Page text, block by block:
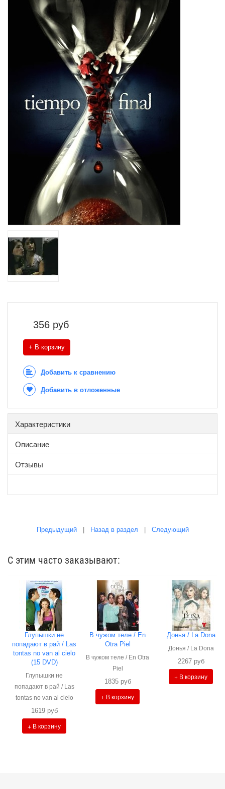
356 руб
+ В корзину
Добавить к сравнению
Добавить в отложенные
Характеристики
Описание
Отзывы
Предыдущий| Назад в раздел Следующий
С этим часто заказывают:
Глупышки не
попадают в рай / Las
tontas no van al cielo
(15 DVD)
Глупышки не
попадают в рай / Las
tontas no van al cielo
1619 руб
+ В корзину
В чужом теле / En
Otra Piel
В чужом теле / En Otra
Piel
1835 руб
+ В корзину
Донья / La Dona
Донья / La Dona
2267 руб
+ В корзину